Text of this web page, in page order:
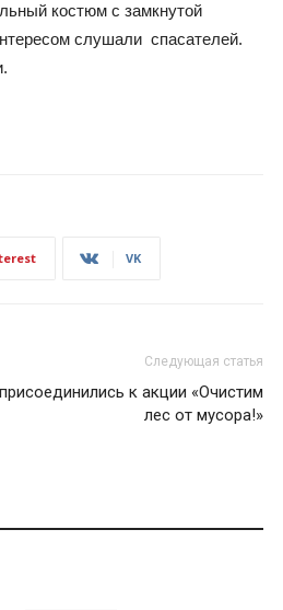
костюм с замкнутой
слушали спасателей.
VK
Следующая статья
к акции «Очистим
лес от мусора!»